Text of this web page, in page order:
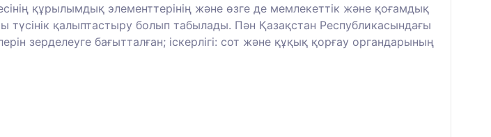
құрылымдық элементтерінің және өзге де мемлекеттік және қоғамдық
қалыптастыру болып табылады. Пән Қазақстан Республикасындағы
зерделеуге бағытталған; іскерлігі: сот және құқық қорғау органдарының